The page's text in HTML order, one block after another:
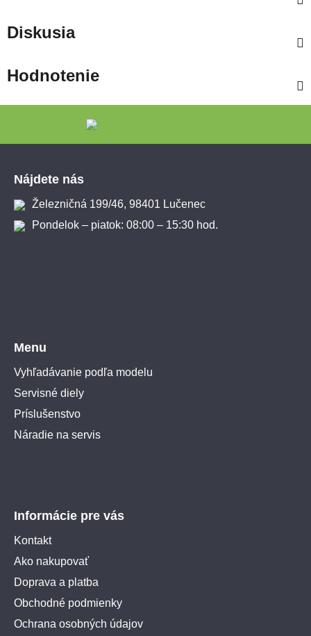
Diskusia
Hodnotenie
Nájdete nás
Železničná 199/46, 98401 Lučenec
Pondelok – piatok: 08:00 – 15:30 hod.
Menu
Vyhľadávanie podľa modelu
Servisné diely
Príslušenstvo
Náradie na servis
Informácie pre vás
Kontakt
Ako nakupovať
Doprava a platba
Obchodné podmienky
Ochrana osobných údajov